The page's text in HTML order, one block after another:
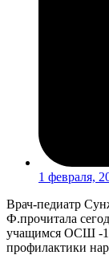
1 февраля,
Врач-педиатр
Ф.прочитала
учащимся ОСШ -1
профилактики